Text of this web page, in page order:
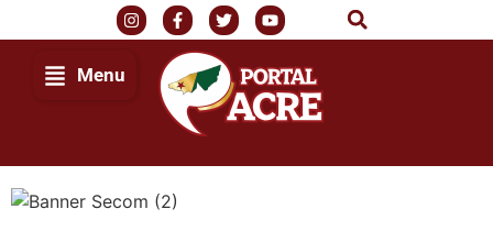
Menu